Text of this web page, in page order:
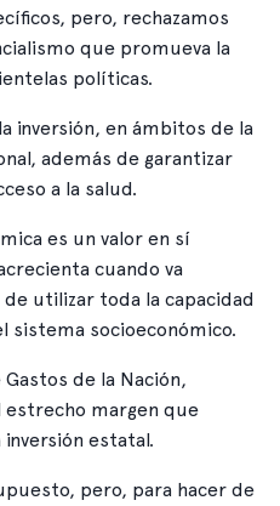
pero, rechazamos
que promueva la
políticas.
inversión, en ámbitos de la
además de garantizar
a la salud.
es un valor en sí
cuando va
utilizar toda la capacidad
sistema socioeconómico.
de la Nación,
margen que
estatal.
pero, para hacer de